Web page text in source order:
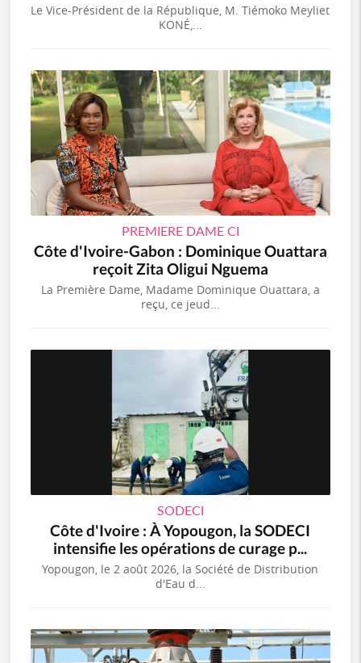
Le Vice-Président de la République, M. Tiémoko Meyliet
KONÉ,...
PREMIERE DAME CI
Côte d'Ivoire-Gabon : Dominique Ouattara
reçoit Zita Oligui Nguema
La Première Dame, Madame Dominique Ouattara, a
reçu, ce jeud...
SODECI
Côte d'Ivoire : À Yopougon, la SODECI
intensifie les opérations de curage p...
Yopougon, le 2 août 2026, la Société de Distribution
d'Eau d...